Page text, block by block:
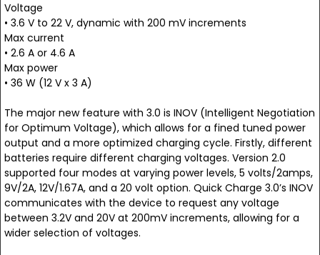
Voltage
• 3.6 V to 22 V, dynamic with 200 mV increments
Max current
• 2.6 A or 4.6 A
Max power
• 36 W (12 V x 3 A)
The major new feature with 3.0 is INOV (Intelligent Negotiation
for Optimum Voltage), which allows for a fined tuned power
output and a more optimized charging cycle. Firstly, different
batteries require different charging voltages. Version 2.0
supported four modes at varying power levels, 5 volts/2amps,
9V/2A, 12V/1.67A, and a 20 volt option. Quick Charge 3.0’s INOV
communicates with the device to request any voltage
between 3.2V and 20V at 200mV increments, allowing for a
wider selection of voltages.